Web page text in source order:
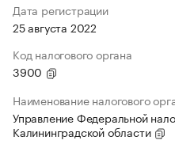
Дата регистрации
25 августа 2022
Код налогового органа
3900
Наименование налогового
Управление Федеральной
Калининградской области